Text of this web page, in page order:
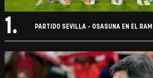
1. PARTIDO SEVILLA - OSASUNA EN EL